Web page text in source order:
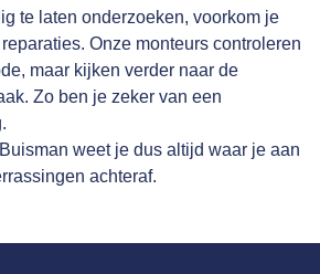
te laten onderzoeken, voorkom je
Onze monteurs controleren
maar kijken verder naar de
Zo ben je zeker van een
weet je dus altijd waar je aan
achteraf.